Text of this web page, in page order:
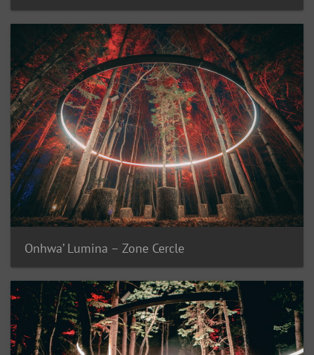
Onhwa’ Lumina – Zone Cercle